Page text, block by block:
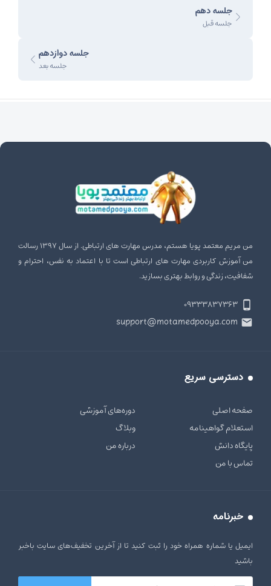
جلسه دهم
جلسه قبل
جلسه دوازدهم
جلسه بعد
من مریم معتمد پویا هستم، مدرس مهارت‌ های ارتباطی. از سال ۱۳۹۷ رسالت
من آموزش کاربردی مهارت‌ های ارتباطی است تا با اعتماد به نفس، احترام و
شفافیت، زندگی و روابط بهتری بسازید.
۰۹۳۳۳۸۳۷۳۶۳
support@motamedpooya.com
دسترسی سریع
صفحه اصلی
دوره‌های آموزشی
استعلام گواهینامه
وبلاگ
پایگاه دانش
درباره من
تماس با من
خبرنامه
ایمیل یا شماره همراه خود را ثبت کنید تا از آخرین تخفیف‌های سایت باخبر
باشید